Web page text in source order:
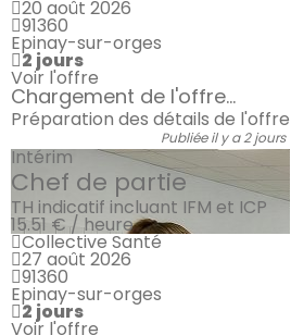
20 août 2026
91360
Epinay-sur-orges
2 jours
Voir l'offre
Chargement de l'offre...
Préparation des détails de l'offre
Publiée il y a 2 jours
Intérim
Chef de partie
TH indicatif incluant IFM et ICP
15.51 € / heure
Collective Santé
27 août 2026
91360
Epinay-sur-orges
2 jours
Voir l'offre